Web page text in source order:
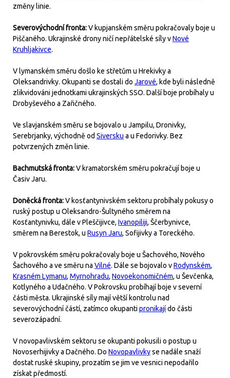
změny linie.
Severovýchodní fronta:V kupjanském směru pokračovaly boje u
Piščaného. Ukrajinské drony ničí nepřátelské síly vNové
Kruhljakivce.
V lymanském směru došlo ke střetům u Hrekivky a
Oleksandrivky. Okupanti se dostali do Jarové, kde byli následně
zlikvidováni jednotkami ukrajinských SSO. Další boje probíhaly u
Drobyševého a Zařičného.
Ve slavjanském směru se bojovalo u Jampilu, Dronivky,
Serebrjanky, východně od Siversku a u Fedorivky. Bez
potvrzených změn linie.
Bachmutská fronta:V kramatorském směru pokračují boje u
Časiv Jaru.
Doněcká fronta:V kosťantynivském sektoru probíhaly pokusy o
ruský postup u Oleksandro-Šultyného směrem na
Kosťantynivku, dále v Pleščijivce, Ivanopiliji, Ščerbynivce,
směrem na Berestok, u Rusyn Jaru, Sofijivky a Toreckého.
V pokrovském směru pokračovaly boje u Šachového, Nového
Šachového a ve směru na Vilné. Dále se bojovalo vRodynském,
Krasném Lymanu, Myrnohradu, Novoekonomičném, u Ševčenka,
Kotlyného a Udačného. V Pokrovsku probíhají boje v severní
části města. Ukrajinské síly mají větší kontrolu nad
severovýchodní částí, zatímco okupantipronikajído části
severozápadní.
V novopavlivském sektoru se okupanti pokusili o postup u
Novoserhijivky a Dačného. Do Novopavlivkyse nadále snaží
dostat ruské skupiny, prozatím se jim ve vesnici nepodařilo
získat předmostí.